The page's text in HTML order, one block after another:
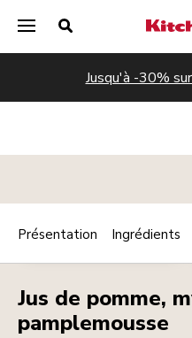
Jusqu'à -30%
PETIT DÉJEUNER / BRUNCH
Jus de pomme,
pamplemousse
Présentation Ingrédients